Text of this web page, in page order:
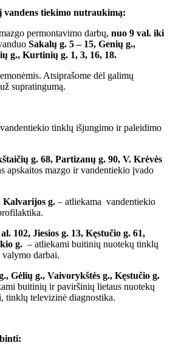
tiekimo nutraukimą:
permontavimo darbų, nuo 9 val. iki
Sakalų g. 5 – 15, Genių g.,
g., Kurtinių g. 1, 3, 16, 18.
Atsiprašome dėl galimų
supratingumą.
tinklų išjungimo ir paleidimo
g. 68, Partizanų g. 90, V. Krėvės
apskaitos mazgo ir vandentiekio įvado
Kalvarijos g. – atliekama vandentiekio
102, Jiesios g. 13, Kęstučio g. 61,
g. – atliekami buitinių nuotekų tinklų
darbai.
Gėlių g., Vaivorykštės g., Kęstučio g.
buitinių ir paviršinių lietaus nuotekų
tinklų televizinė diagnostika.